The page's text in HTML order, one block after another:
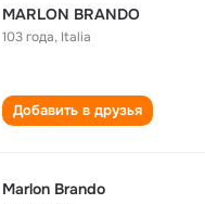
MARLON BRANDO
103 года, Italia
Добавить в друзья
Marlon Brando